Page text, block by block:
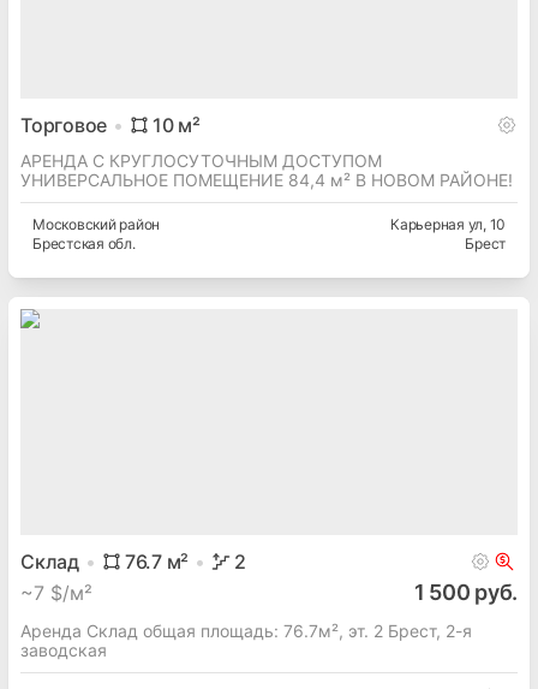
Торговое 10м²
АРЕНДА С КРУГЛОСУТОЧНЫМ ДОСТУПОМ
УНИВЕРСАЛЬНОЕ ПОМЕЩЕНИЕ 84,4 м² В НОВОМ РАЙОНЕ!
Московскийрайон
Брестская обл.
Карьерная ул, 10
Брест
Склад 76.7м²
2
~7 $/м² 1 500 руб.
Аренда Склад общая площадь: 76.7м², эт. 2 Брест, 2-я
заводская